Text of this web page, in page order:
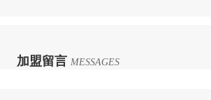
加盟留言 MESSAGES